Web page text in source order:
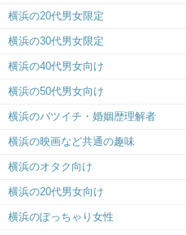
横浜の20代男女限定
横浜の30代男女限定
横浜の40代男女向け
横浜の50代男女向け
横浜のバツイチ・婚姻歴理解者
横浜の映画など共通の趣味
横浜のオタク向け
横浜の20代男女向け
横浜のぽっちゃり女性